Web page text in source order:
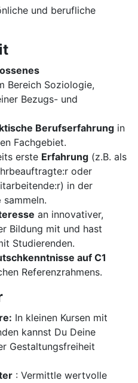
und berufliche
Bereich Soziologie,
Bezugs- und
Berufserfahrung in
Fachgebiet.
erste Erfahrung (z.B. als
oder
in der
sammeln.
an innovativer,
Bildung mit und hast
Studierenden.
auf C1
Referenzrahmens.
In kleinen Kursen mit
kannst Du Deine
Gestaltungsfreiheit
: Vermittle wertvolle